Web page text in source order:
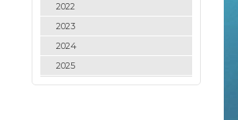
2022
2023
2024
2025